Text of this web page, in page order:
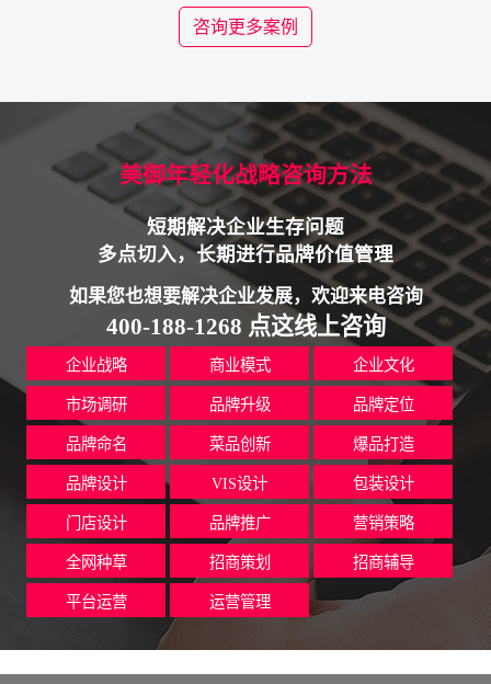
咨询更多案例
美御年轻化战略咨询方法
短期解决企业生存问题
多点切入，长期进行品牌价值管理
如果您也想要解决企业发展，欢迎来电咨询
400-188-1268 点这线上咨询
企业战略 商业模式 企业文化
市场调研 品牌升级 品牌定位
品牌命名 菜品创新 爆品打造
品牌设计 VIS设计 包装设计
门店设计 品牌推广 营销策略
全网种草 招商策划 招商辅导
平台运营 运营管理